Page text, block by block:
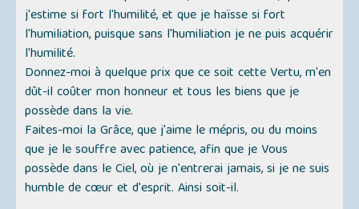
j'estime si fort l'humilité, et que je haïsse si fort
l'humiliation, puisque sans l'humiliation je ne puis acquérir
l'humilité.
Donnez-moi à quelque prix que ce soit cette Vertu, m'en
dût-il coûter mon honneur et tous les biens que je
possède dans la vie.
Faites-moi la Grâce, que j'aime le mépris, ou du moins
que je le souffre avec patience, afin que je Vous
possède dans le Ciel, où je n'entrerai jamais, si je ne suis
humble de cœur et d'esprit. Ainsi soit-il.